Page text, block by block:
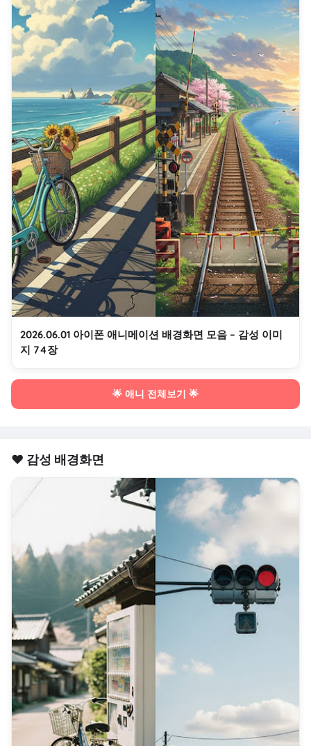
2026.06.01 아이폰 애니메이션 배경화면 모음 – 감성 이미
지 74장
🌟 애니 전체보기 🌟
❤️ 감성 배경화면